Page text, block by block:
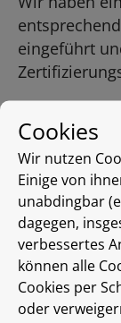
eingeführt
Die stetige
immer einen
Anstoß für
9001:2008
Kunden, zu
Wir haben
erster Linie
Cookies
Wir nutzen
Einige von
unabdingbar
dagegen,
verbessertes
können alle
Cookies per
oder